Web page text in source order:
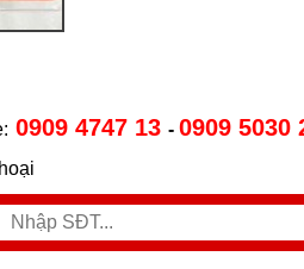
0909 4747 13 - 0909 5030